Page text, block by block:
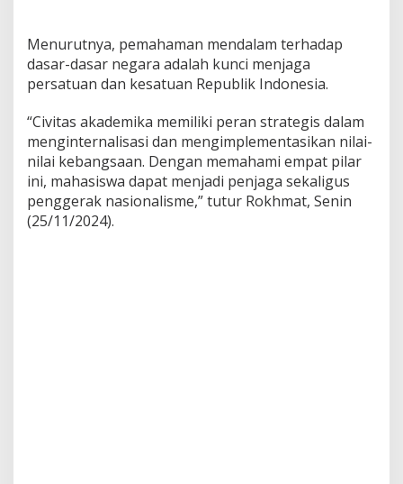
Menurutnya, pemahaman mendalam terhadap
dasar-dasar negara adalah kunci menjaga
persatuan dan kesatuan Republik Indonesia.
“Civitas akademika memiliki peran strategis dalam
menginternalisasi dan mengimplementasikan nilai-
nilai kebangsaan. Dengan memahami empat pilar
ini, mahasiswa dapat menjadi penjaga sekaligus
penggerak nasionalisme,” tutur Rokhmat, Senin
(25/11/2024).